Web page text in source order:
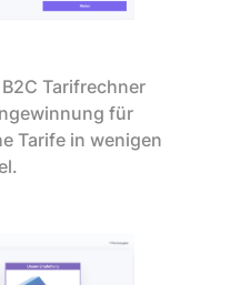
Tarifrechner
für
Tarife in wenigen